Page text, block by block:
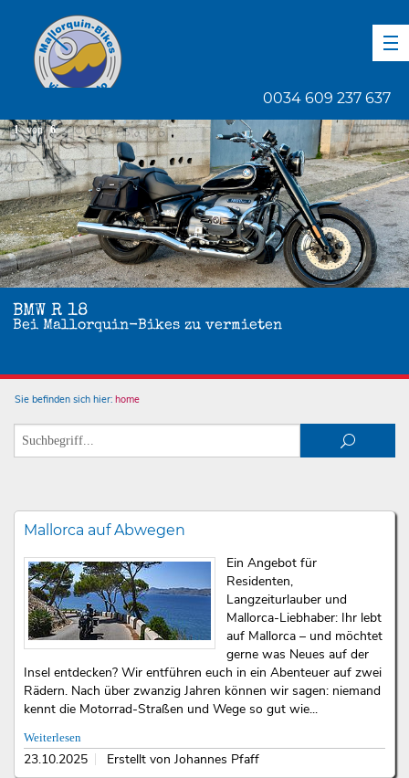
0034 609 237 637
BMW R 18
Bei Mallorquin-Bikes zu vermieten
1 von 6
Sie befinden sich hier: home
Mallorca auf Abwegen
Ein Angebot für
Residenten,
Langzeiturlauber und
Mallorca-Liebhaber: Ihr lebt
auf Mallorca – und möchtet
gerne was Neues auf der
Insel entdecken? Wir entführen euch in ein Abenteuer auf zwei
Rädern. Nach über zwanzig Jahren können wir sagen: niemand
kennt die Motorrad-Straßen und Wege so gut wie...
Weiterlesen
23.10.2025 Erstellt von Johannes Pfaff